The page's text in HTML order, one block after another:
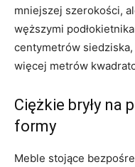
mniejszej szerokości,
węższymi
centymetrów
więcej metrów
Ciężkie bryły na
formy
Meble stojące